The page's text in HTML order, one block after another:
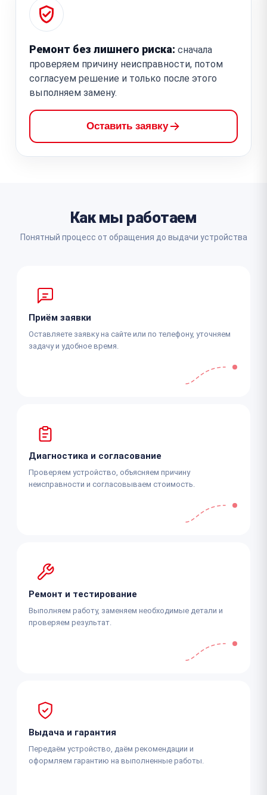
Ремонт без лишнего риска: сначала
проверяем причину неисправности, потом
согласуем решение и только после этого
выполняем замену.
Оставить заявку
Как мы работаем
Понятный процесс от обращения до выдачи устройства
Приём заявки
Оставляете заявку на сайте или по телефону, уточняем
задачу и удобное время.
Диагностика и согласование
Проверяем устройство, объясняем причину
неисправности и согласовываем стоимость.
Ремонт и тестирование
Выполняем работу, заменяем необходимые детали и
проверяем результат.
Выдача и гарантия
Передаём устройство, даём рекомендации и
оформляем гарантию на выполненные работы.